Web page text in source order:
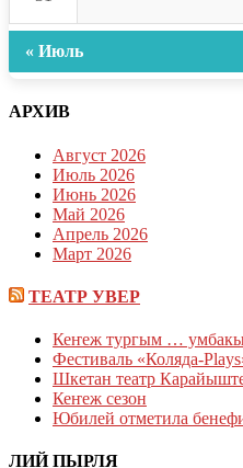
« Июль
АРХИВ
Август 2026
Июль 2026
Июнь 2026
Май 2026
Апрель 2026
Март 2026
ТЕАТР УВЕР
Кеҥеж тургым …
Фестиваль «Коляда-
Шкетан театр
Кеҥеж сезон
Юбилей отметила
ЛИЙ ПЫРЛЯ